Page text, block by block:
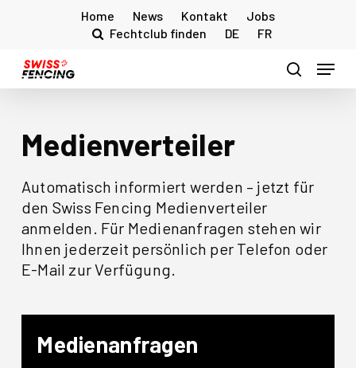
content
Home News Kontakt
Jobs
Fechtclub finden
DE FR
search
Menu
Medienverteiler
Automatisch informiert werden – jetzt für
den Swiss Fencing Medienverteiler
anmelden. Für Medienanfragen stehen wir
Ihnen jederzeit persönlich per Telefon oder
E-Mail zur Verfügung.
Medienanfragen